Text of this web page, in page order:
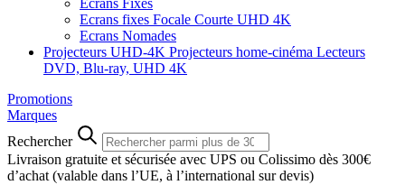
Ecrans Fixes
Ecrans fixes Focale Courte UHD 4K
Ecrans Nomades
Projecteurs UHD-4K Projecteurs home-cinéma Lecteurs
DVD, Blu-ray, UHD 4K
Promotions
Marques
Rechercher
Livraison gratuite et sécurisée avec UPS ou Colissimo dès 300€
d’achat (valable dans l’UE, à l’international sur devis)